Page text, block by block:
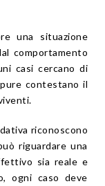
una situazione
comportamento
casi cercano di
contestano il
riconoscono
riguardare una
sia reale e
ogni caso deve